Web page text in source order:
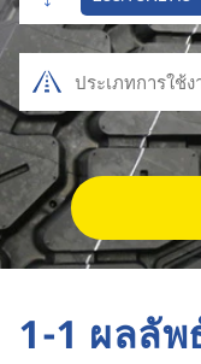
1-1 ผลลัพ